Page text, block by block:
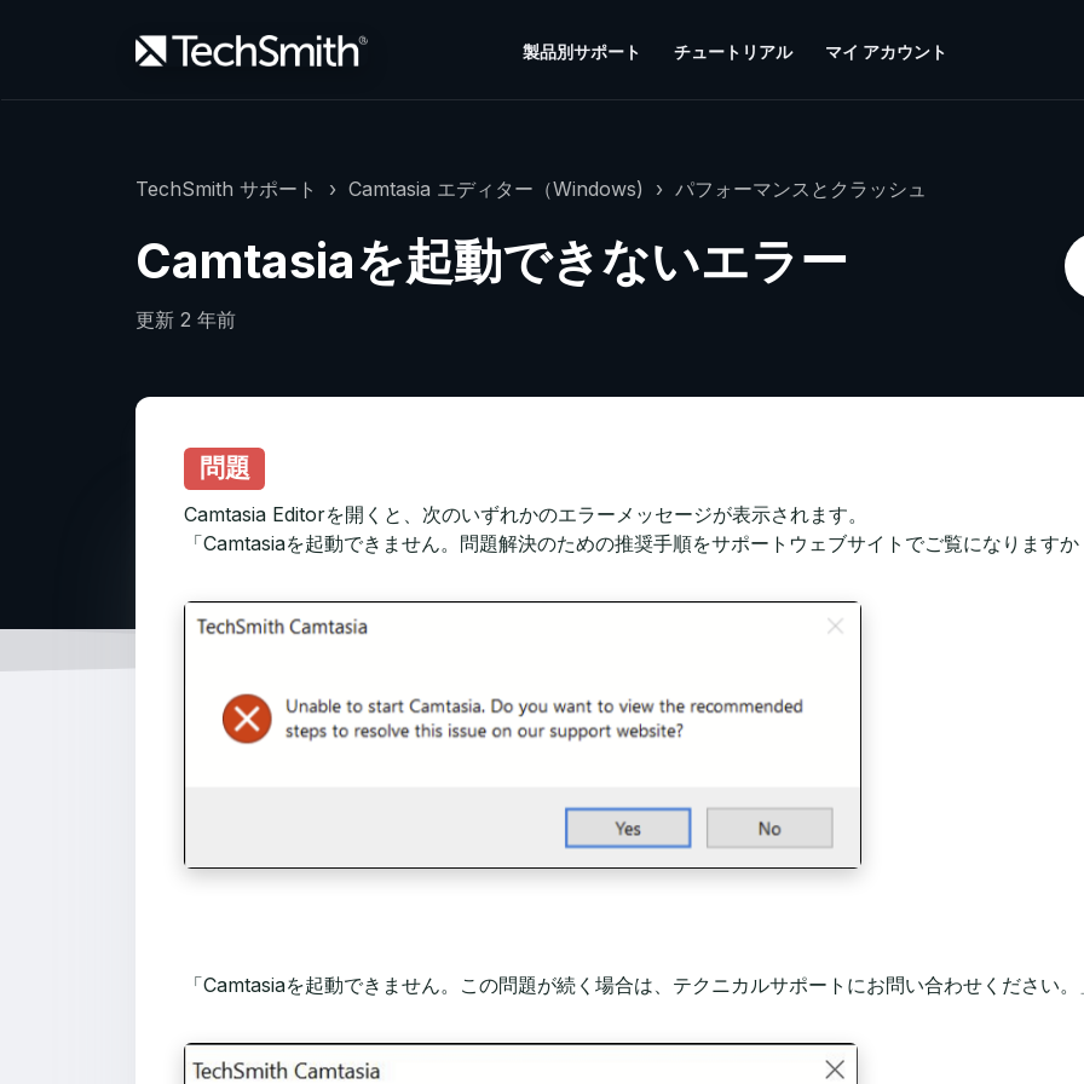
製品別サポート チュートリアル マイ アカウント
TechSmith サポート Camtasia エディター（Windows) パフォーマンスとクラッシュ
Camtasiaを起動できないエラー
更新 2 年前
問題
Camtasia Editorを開くと、次のいずれかのエラーメッセージが表示されます。
「Camtasiaを起動できません。問題解決のための推奨手順をサポートウェブサイトでご覧になります
「Camtasiaを起動できません。この問題が続く場合は、テクニカルサポートにお問い合わせください。